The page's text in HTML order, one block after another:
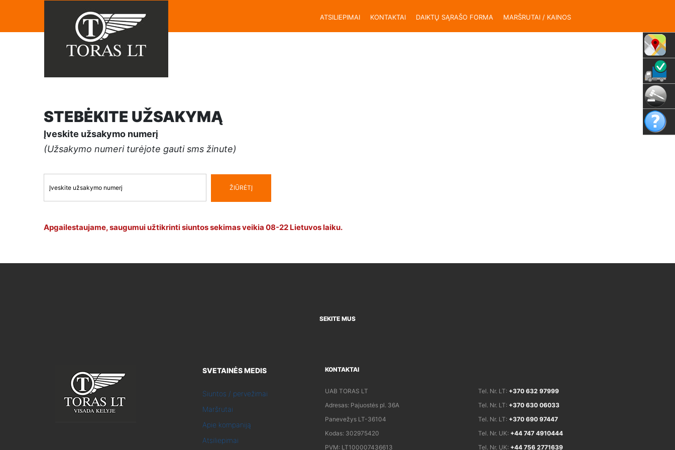
ATSILIEPIMAI KONTAKTAI DAIKTŲ SĄRAŠO FORMA MARŠRUTAI / KAINOS
STEBĖKITE UŽSAKYMĄ
Įveskite užsakymo numerį
(Užsakymo numeri turėjote gauti sms žinute)
ŽIŪRĖTĮ
Apgailestaujame, saugumui užtikrinti siuntos sekimas veikia 08-22 Lietuvos laiku.
SEKITE MUS
SVETAINĖS MEDIS
Siuntos / pervežimai
Maršrutai
Apie kompaniją
Atsiliepimai
KONTAKTAI
UAB TORAS LT
Adresas: Pajuostės pl. 36A
Panevežys LT-36104
Kodas: 302975420
PVM: LT100007436613
Tel. Nr. LT: +370 632 97999
Tel. Nr. LT: +370 630 06033
Tel. Nr. LT: +370 690 97447
Tel. Nr. UK: +44 747 4910444
Tel. Nr. UK: +44 756 2771639